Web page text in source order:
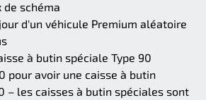
de schéma
d'un véhicule Premium aléatoire
à butin spéciale Type 90
pour avoir une caisse à butin
– les caisses à butin spéciales sont